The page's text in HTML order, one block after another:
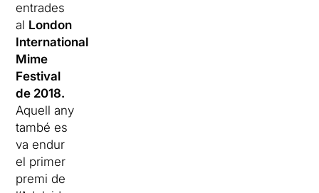
entrades
al London
International
Mime
Festival
de 2018.
Aquell any
també es
va endur
el primer
premi de